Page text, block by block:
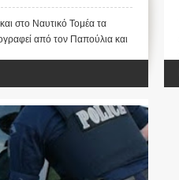
ΑΣΚΗΣΕΙΣ ΚΑΙ
στο Ναυτικό Τομέα τα
από τον Παπούλια και